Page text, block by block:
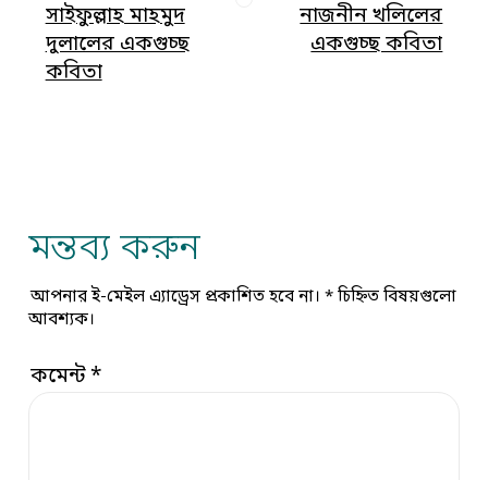
সাইফুল্লাহ মাহমুদ
দুলালের একগুচ্ছ
কবিতা
নাজনীন খলিলের
একগুচ্ছ কবিতা
মন্তব্য করুন
আপনার ই-মেইল এ্যাড্রেস প্রকাশিত হবে না। *চিহ্নিত বিষয়গুলো
আবশ্যক।
কমেন্ট*